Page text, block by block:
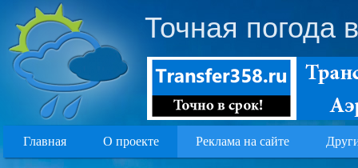
Точная погода
Главная О проекте Реклама на сайте